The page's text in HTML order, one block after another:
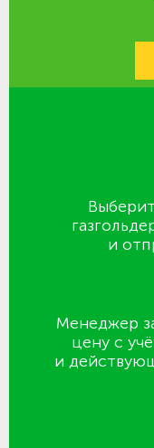
и
Менеджер
цену с
и